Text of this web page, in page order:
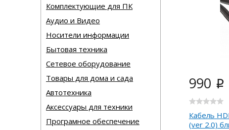
Комплектующие для ПК
Аудио и Видео
Носители информации
Бытовая техника
Сетевое оборудование
Товары для дома и сада
Автотехника
Аксессуары для техники
Програмное обеспечение
990 i
Кабель
(ver 2.0)